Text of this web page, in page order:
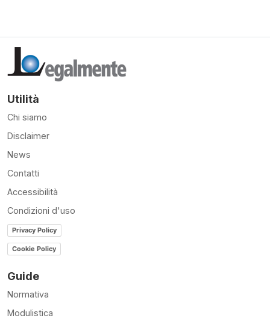
Utilità
Chi siamo
Disclaimer
News
Contatti
Accessibilità
Condizioni d'uso
Privacy Policy
Cookie Policy
Guide
Normativa
Modulistica